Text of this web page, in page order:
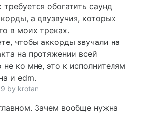
обогатить саунд
а двузвучия, которых
в моих треках.
чтобы аккорды звучали на
на протяжении всей
не ко мне, это к исполнителям
и edm.
by krotan
Зачем вообще нужна